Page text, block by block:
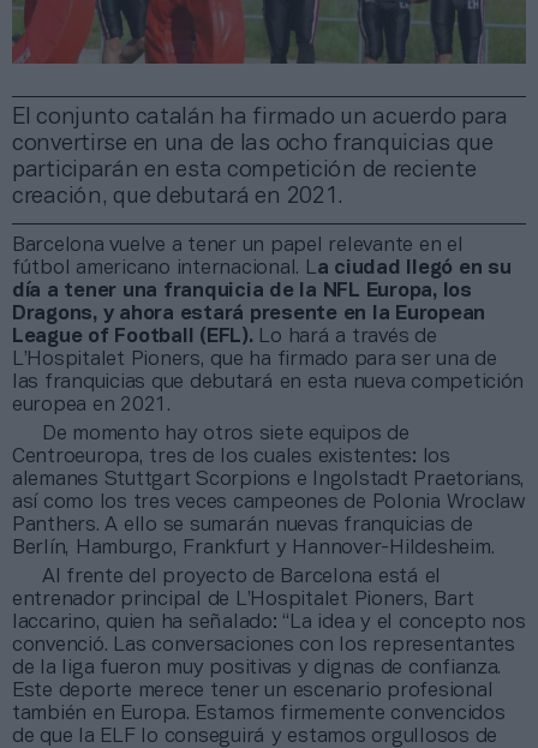
El conjunto catalán ha firmado un acuerdo para
convertirse en una de las ocho franquicias que
participarán en esta competición de reciente
creación, que debutará en 2021.
Barcelona vuelve a tener un papel relevante en el
fútbol americano internacional. L a ciudad llegó en su
día a tener una franquicia de la NFL Europa, los
Dragons, y ahora estará presente en la European
League of Football (EFL). Lo hará a través de
L’Hospitalet Pioners, que ha firmado para ser una de
las franquicias que debutará en esta nueva competición
europea en 2021.
De momento hay otros siete equipos de
Centroeuropa, tres de los cuales existentes: los
alemanes Stuttgart Scorpions e Ingolstadt Praetorians,
así como los tres veces campeones de Polonia Wroclaw
Panthers. A ello se sumarán nuevas franquicias de
Berlín, Hamburgo, Frankfurt y Hannover-Hildesheim.
Al frente del proyecto de Barcelona está el
entrenador principal de L’Hospitalet Pioners, Bart
Iaccarino, quien ha señalado: “La idea y el concepto nos
convenció. Las conversaciones con los representantes
de la liga fueron muy positivas y dignas de confianza.
Este deporte merece tener un escenario profesional
también en Europa. Estamos firmemente convencidos
de que la ELF lo conseguirá y estamos orgullosos de